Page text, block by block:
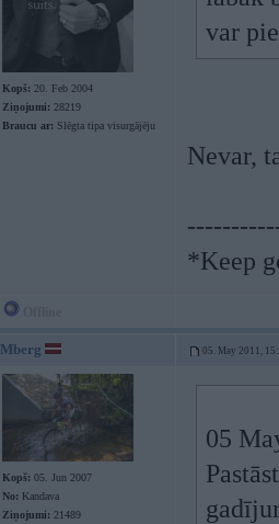
Kopš: 20. Feb 2004
Ziņojumi: 28219
Braucu ar: Slēgta tipa visurgājēju
var
Nevar,
*Keep
Mberg 05. May 2011,
Kopš: 05. Jun 2007
No: Kandava
Ziņojumi: 21489
05